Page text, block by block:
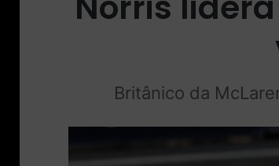
Britânico da